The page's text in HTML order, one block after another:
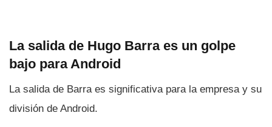
La salida de Hugo Barra es un golpe
bajo para Android
La salida de Barra es significativa para la empresa y su
división de Android.